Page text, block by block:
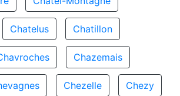
Chatelus Chatillon
Chazemais
Chezelle Chezy